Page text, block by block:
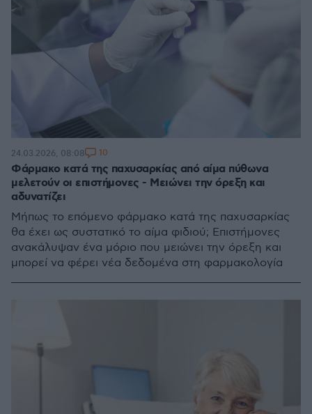
Φάρμακο κατά της παχυσαρκίας από αίμα πύθωνα
μελετούν οι επιστήμονες - Μειώνει την όρεξη και
αδυνατίζει
Μήπως το επόμενο φάρμακο κατά της παχυσαρκίας
θα έχει ως συστατικό το αίμα φιδιού; Επιστήμονες
ανακάλυψαν ένα μόριο που μειώνει την όρεξη και
μπορεί να φέρει νέα δεδομένα στη φαρμακολογία
24.03.2026, 08:08 10